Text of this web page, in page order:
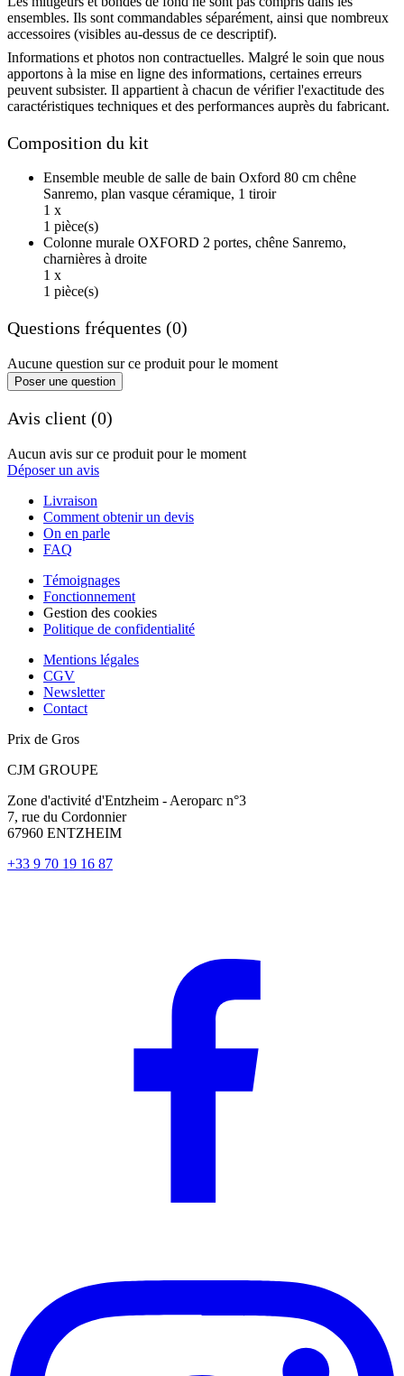
ensembles. Ils sont commandables séparément, ainsi que nombreux
accessoires (visibles au-dessus de ce descriptif).
Informations et photos non contractuelles. Malgré le soin que nous
apportons à la mise en ligne des informations, certaines erreurs
peuvent subsister. Il appartient à chacun de vérifier l'exactitude des
caractéristiques techniques et des performances auprès du fabricant.
Composition du kit
Ensemble meuble de salle de bain Oxford 80 cm chêne
Sanremo, plan vasque céramique, 1 tiroir
1 x
1 pièce(s)
Colonne murale OXFORD 2 portes, chêne Sanremo,
charnières à droite
1 x
1 pièce(s)
Questions fréquentes (0)
Aucune question sur ce produit pour le moment
Poser une question
Avis client (0)
Aucun avis sur ce produit pour le moment
Déposer un avis
Livraison
Comment obtenir un devis
On en parle
FAQ
Témoignages
Fonctionnement
Gestion des cookies
Politique de confidentialité
Mentions légales
CGV
Newsletter
Contact
Prix de Gros
CJM GROUPE
Zone d'activité d'Entzheim - Aeroparc n°3
7, rue du Cordonnier
67960 ENTZHEIM
+33 9 70 19 16 87